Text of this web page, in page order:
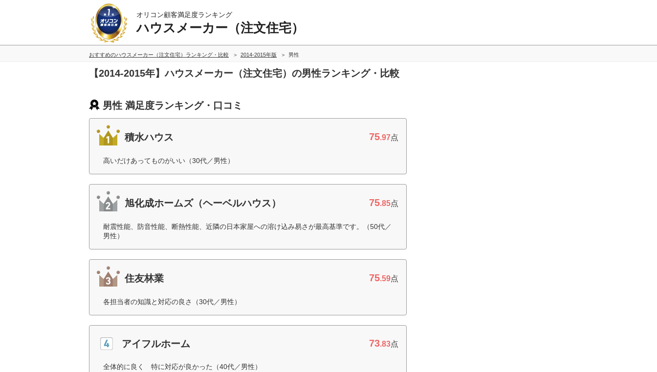
オリコン顧客満足度ランキング
ハウスメーカー（注文住宅）
おすすめのハウスメーカー（注文住宅）ランキング・比較 2014-2015年版 男性
【2014-2015年】ハウスメーカー（注文住宅）の男性ランキング・比較
男性 満足度ランキング・口コミ
積水ハウス 75.97点
高いだけあってものがいい（30代／男性）
旭化成ホームズ（ヘーベルハウス） 75.85点
耐震性能、防音性能、断熱性能、近隣の日本家屋への溶け込み易さが最高基準です。（50代／
男性）
住友林業 75.59点
各担当者の知識と対応の良さ（30代／男性）
アイフルホーム 73.83点
全体的に良く 特に対応が良かった（40代／男性）